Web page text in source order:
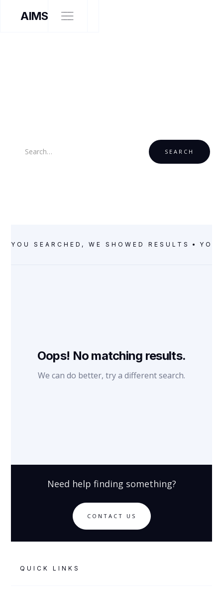
AIMS
YOU SEARCHED, WE SHOWED RESULTS YOU
Oops! No matching results.
We can do better, try a different search.
Need help finding something?
CONTACT US
QUICK LINKS